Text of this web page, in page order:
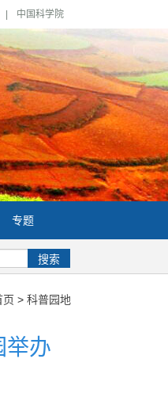
中国科学院
专题
搜索
页 > 科普园地
举办